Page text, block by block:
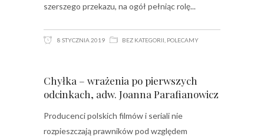
szerszego przekazu, na ogół pełniąc rolę
8 STYCZNIA 2019 BEZ KATEGORII POLECAMY
Chyłka – wrażenia po pierwszych
odcinkach, adw. Joanna Parafianowicz
Producenci polskich filmów i seriali nie
rozpieszczają prawników pod względem